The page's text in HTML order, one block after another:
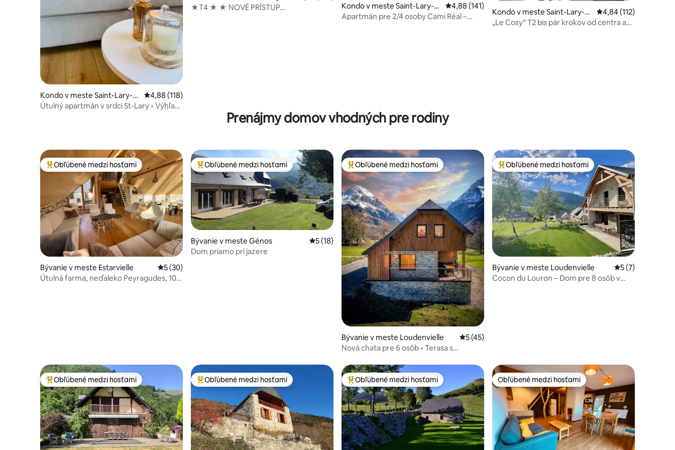
Kondo v meste Saint-Lary-S
oulan
Priemerné ohodnotenie 4,88 z 5, počet hodnotení: 118
4,88 (118)
Útulný apartmán v srdci St-Lary • Výhľad
oulan
★T4 ★ ★ NOVÉ PRÍSTUP
Kondo v meste Saint-Lary-S
oulan
Priemerné ohodnotenie 4,88 z 5, počet hodnotení: 141
4,88 (141)
Apartmán pre 2/4 osoby Cami Réal –
Kondo v meste Saint-Lary-S
oulan
Priemerné
4,84 (112)
„Le Cosy“ T2 bis pár krokov od centra a
Prenájmy domov vhodných pre rodiny
Najobľúbenejšie medzi hosťami
Obľúbené medzi hosťami
Bývanie v meste Estarvielle Priemerné ohodnotenie 5 z 5, počet hodnotení: 30
5 (30)
Útulná farma, neďaleko Peyragudes, 10
Najobľúbenejšie medzi hosťami
Obľúbené medzi hosťami
Bývanie v meste Génos Priemerné ohodnotenie 5 z 5, počet hodnotení: 18
5 (18)
Dom priamo pri jazere
Najobľúbenejšie medzi hosťami
Obľúbené medzi hosťami
Bývanie v meste Loudenvielle Priemerné ohodnotenie 5 z 5, počet hodnotení: 45
5 (45)
Nová chata pre 6 osôb • Terasa s
Najobľúbenejšie medzi hosťami
Obľúbené medzi hosťami
Bývanie v meste Loudenvielle Priemerné
5 (7)
Cocon du Louron – Dom pre 8 osôb v
Najobľúbenejšie medzi hosťami
Obľúbené medzi hosťami Najobľúbenejšie medzi hosťami
Obľúbené medzi hosťami Najobľúbenejšie medzi hosťami
Obľúbené medzi hosťami Obľúbené medzi hosťami
Obľúbené medzi hosťami